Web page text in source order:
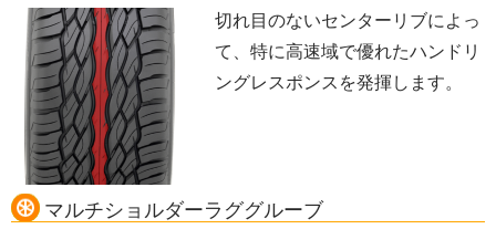
切れ目のないセンターリブによっ
て、特に高速域で優れたハンドリ
ングレスポンスを発揮します。
マルチショルダーラググルーブ